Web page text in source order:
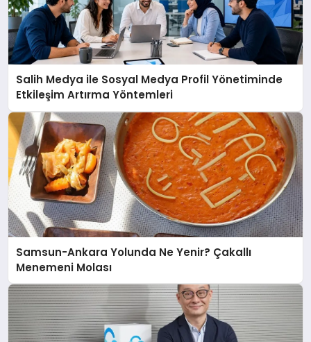
Salih Medya ile Sosyal Medya Profil Yönetiminde
Etkileşim Artırma Yöntemleri
Samsun-Ankara Yolunda Ne Yenir? Çakallı
Menemeni Molası